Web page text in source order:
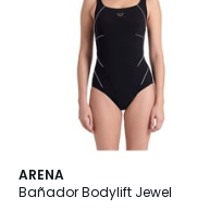
ARENA
Bañador Bodylift Jewel
4,7
/ 5
2
Colores